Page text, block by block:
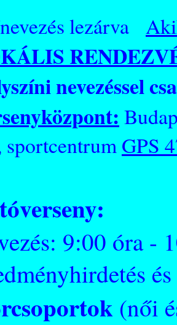
lezárva
nevezéssel
sportcentrum GPS
9:00 óra -
(női